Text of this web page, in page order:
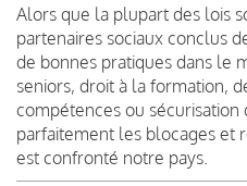
Alors que la plupart des lois
partenaires sociaux conclus
de bonnes pratiques dans le
seniors, droit à la formation,
compétences ou
parfaitement les blocages et
est confronté notre pays.